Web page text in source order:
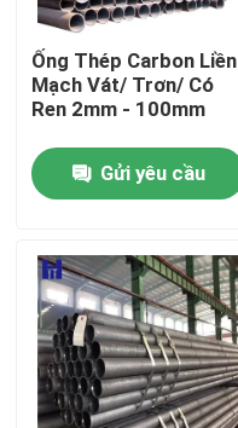
Các sản phẩm
Video
Ống Thép Carbon Liền
Mạch Vát/ Trơn/ Có
Ren 2mm - 100mm
Gửi yêu cầu